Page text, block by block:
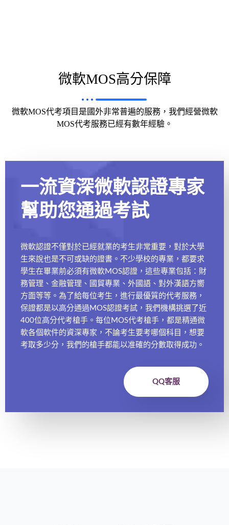
微軟MOS高分保障
微軟MOS代考項目是國外非常普遍的服務，我們經營微軟
MOS代考服務已經有數年經驗。
一流資深微軟認證專家
幫助您通過考試
微軟認證不僅對於已經就業的考生非常重要，對於大學
生來說也是不可或缺的證書。不少學校的專業，都要求
學生在畢業前必須有微軟MOS認證，這些專業包括：財
務管理、金融管理、國貿專業、外國語、對外漢語方嚮
方面等等。為了給每位考生，進行最優質的代考服務，
保證都是以高分通過MOS認證考試，我們機構挑選了近
400位高分代考槍手。每位MOS代考槍手，都是精通微
軟各個軟件的資深專家，不論考生要考哪個科目，想要
考取多少分，我們的槍手都能以准確的分數取得成功。
QQ客服